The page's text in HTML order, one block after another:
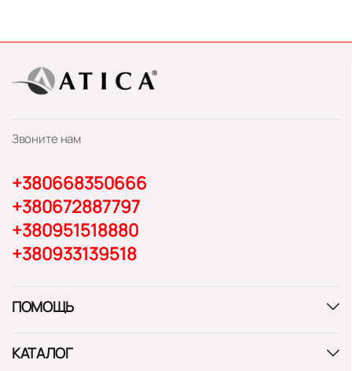
Звоните нам
+380668350666
+380672887797
+380951518880
+380933139518
ПОМОЩЬ
КАТАЛОГ